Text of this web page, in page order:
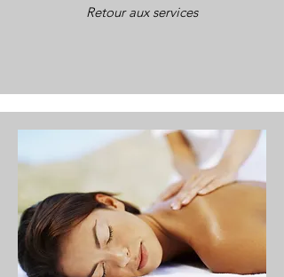
Retour aux services